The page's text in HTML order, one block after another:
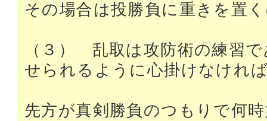
その場合は投勝負に重きを置
（３） 乱取は攻防術の練習
せられるように心掛けなけれ
先方が真剣勝負のつもりで何